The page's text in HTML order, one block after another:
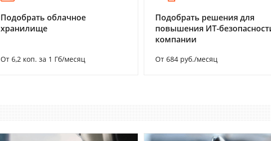
Подобрать облачное
хранилище
От 6,2 коп. за 1 Гб/месяц
Подобрать решения для
повышения ИТ-
компании
От 684 руб./месяц